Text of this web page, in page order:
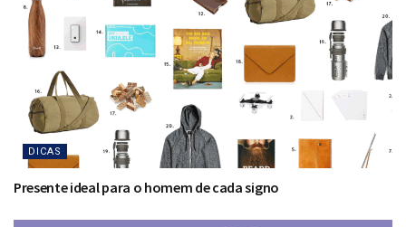
DICAS
Presente ideal para o homem de cada signo